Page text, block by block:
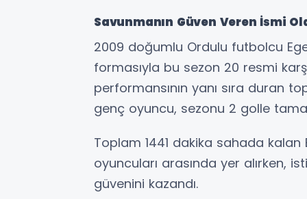
Savunmanın Güven Veren İsmi
2009 doğumlu Ordulu futbolcu
formasıyla bu sezon 20 resmi
performansının yanı sıra duran
genç oyuncu, sezonu 2 golle
Toplam 1441 dakika sahada kalan
oyuncuları arasında yer alırken,
güvenini kazandı.